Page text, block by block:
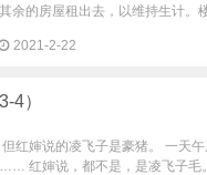
余的房屋租出去，以维持生计。
2021-2-22
4）
红婶说的凌飞子是豪猪。 一天
红婶说，都不是，是凌飞子毛